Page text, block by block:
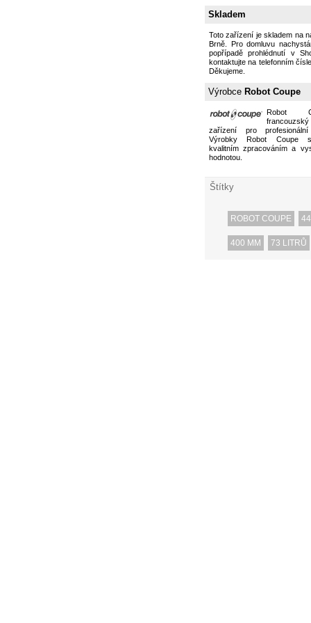
Skladem
Toto zařízení je skladem na
Brně. Pro domluvu
popřípadě prohlédnutí v
kontaktujte na telefonním
Děkujeme.
Výrobce Robot Coupe
Robot
zařízení pro profesionální
Výrobky Robot Coupe
kvalitním zpracováním a
hodnotou.
Štítky
ROBOT COUPE
400 MM 73 LITRŮ